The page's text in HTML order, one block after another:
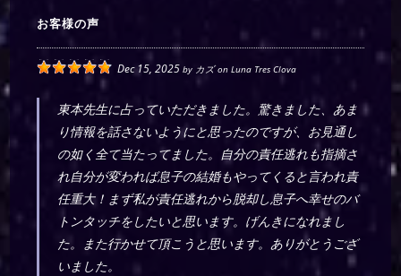
お客様の声
Dec 15, 2025 by カズonLuna Tres Clova
東本先生に占っていただきました。驚きました、あま
り情報を話さないようにと思ったのですが、お見通し
の如く全て当たってました。自分の責任逃れも指摘さ
れ自分が変われば息子の結婚もやってくると言われ責
任重大！まず私が責任逃れから脱却し息子へ幸せのバ
トンタッチをしたいと思います。げんきになれまし
た。また行かせて頂こうと思います。ありがとうござ
いました。